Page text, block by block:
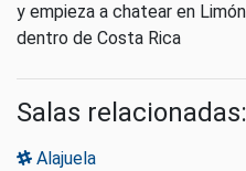
y empieza a chatear en
dentro de Costa Rica
Salas relacionadas:
Alajuela